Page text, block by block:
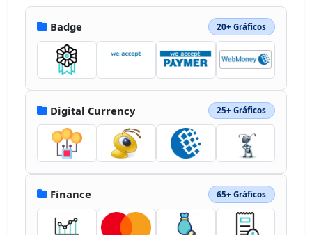
Badge 20+ Gráficos
Digital Currency 25+ Gráficos
Finance 65+ Gráficos